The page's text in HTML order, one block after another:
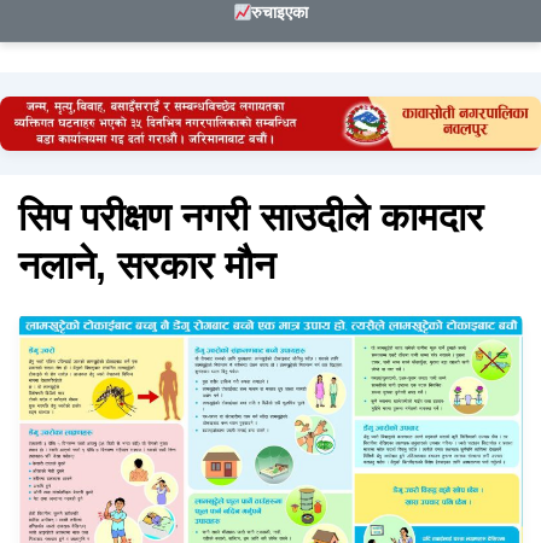
रुचाइएका
सिप परीक्षण नगरी साउदीले कामदार
नलाने, सरकार माैन